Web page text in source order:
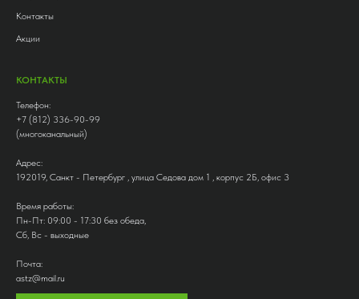
Контакты
Акции
КОНТАКТЫ
Телефон:
+7 (812) 336-90-99
(многоканальный)
Адрес:
192019, Санкт - Петербург , улица Седова дом 1 , корпус 2Б, офис 3
Время работы:
Пн-Пт: 09:00 - 17:30 без обеда,
Сб, Вс - выходные
Почта:
astz@mail.ru